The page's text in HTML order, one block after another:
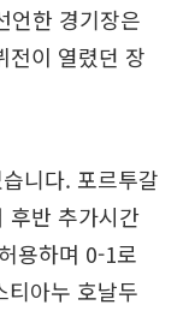
언한 경기장은
전이 열렸던 장
니다. 포르투갈
후반 추가시간
용하며 0-1로
티아누 호날두